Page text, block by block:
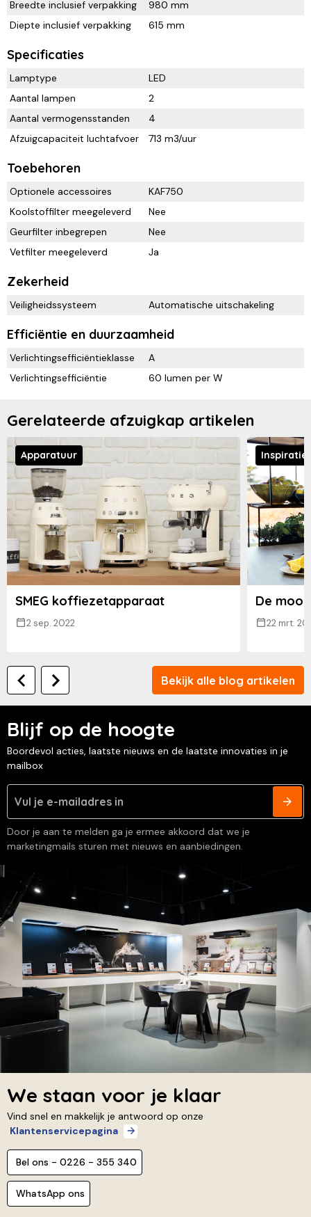
Breedte inclusief verpakking
980 mm
Diepte inclusief verpakking
615 mm
Specificaties
Lamptype
LED
Aantal lampen
2
Aantal vermogensstanden
4
Afzuigcapaciteit luchtafvoer
713 m3/uur
Toebehoren
Optionele accessoires
KAF750
Koolstoffilter meegeleverd
Nee
Geurfilter inbegrepen
Nee
Vetfilter meegeleverd
Ja
Zekerheid
Veiligheidssysteem Automatische uitschakeling
Efficiëntie en duurzaamheid
Verlichtingsefficiëntieklasse
A
Verlichtingsefficiëntie
60 lumen per W
Gerelateerde afzuigkap artikelen
Apparatuur
SMEG koffiezetapparaat
2 sep. 2022
Inspiratie
De
22 mrt.
Bekijk alle blog artikelen
Blijf op de hoogte
Boordevol acties, laatste nieuws en de laatste innovaties in je
mailbox
Door je aan te melden ga je ermee akkoord dat we je
marketingmails sturen met nieuws en aanbiedingen.
We staan voor je klaar
Vind snel en makkelijk je antwoord op onze
Klantenservicepagina
Bel ons - 0226 - 355 340
WhatsApp ons